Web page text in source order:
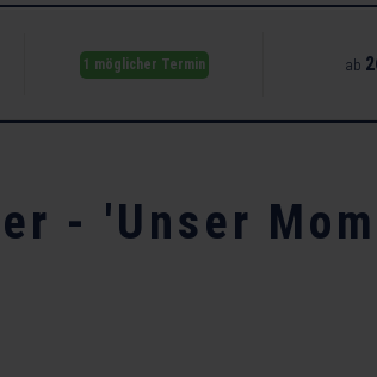
1 möglicher Termin ab
- 'Unser